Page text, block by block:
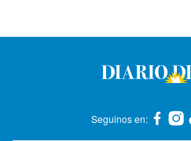
Seguinos en: